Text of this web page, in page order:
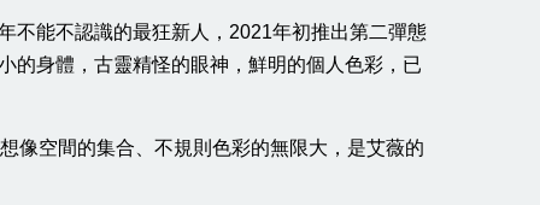
不能不認識的最狂新人，2021年初推出第二彈態
的身體，古靈精怪的眼神，鮮明的個人色彩，已
像空間的集合、不規則色彩的無限大，是艾薇的